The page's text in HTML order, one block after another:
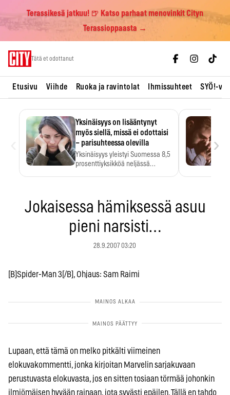
Terassikesä jatkuu! 🍺 Katso parhaat menovinkit Cityn
Terassioppaasta →
Tätä et odottanut
Etusivu Viihde Ruoka ja ravintolat Ihmissuhteet SYÖ!-
Yksinäisyys on lisääntynyt
myös siellä, missä ei odottaisi
– parisuhteessa olevilla
Yksinäisyys yleistyi Suomessa 8,5
prosenttiyksikköä neljässä
›
Jokaisessa hämiksessä asuu
pieni narsisti…
28.9.2007 03:20
[B]Spider-Man 3[/B], Ohjaus: Sam Raimi
Lupaan, että tämä on melko pitkälti viimeinen
elokuvakommentti, jonka kirjoitan Marvelin sarjakuvaan
perustuvasta elokuvasta, jos en sitten tosiaan törmää johonkin
ilmiömäisen hyvään rainaan, jota syvästi epäilen. Tällä en tahdo